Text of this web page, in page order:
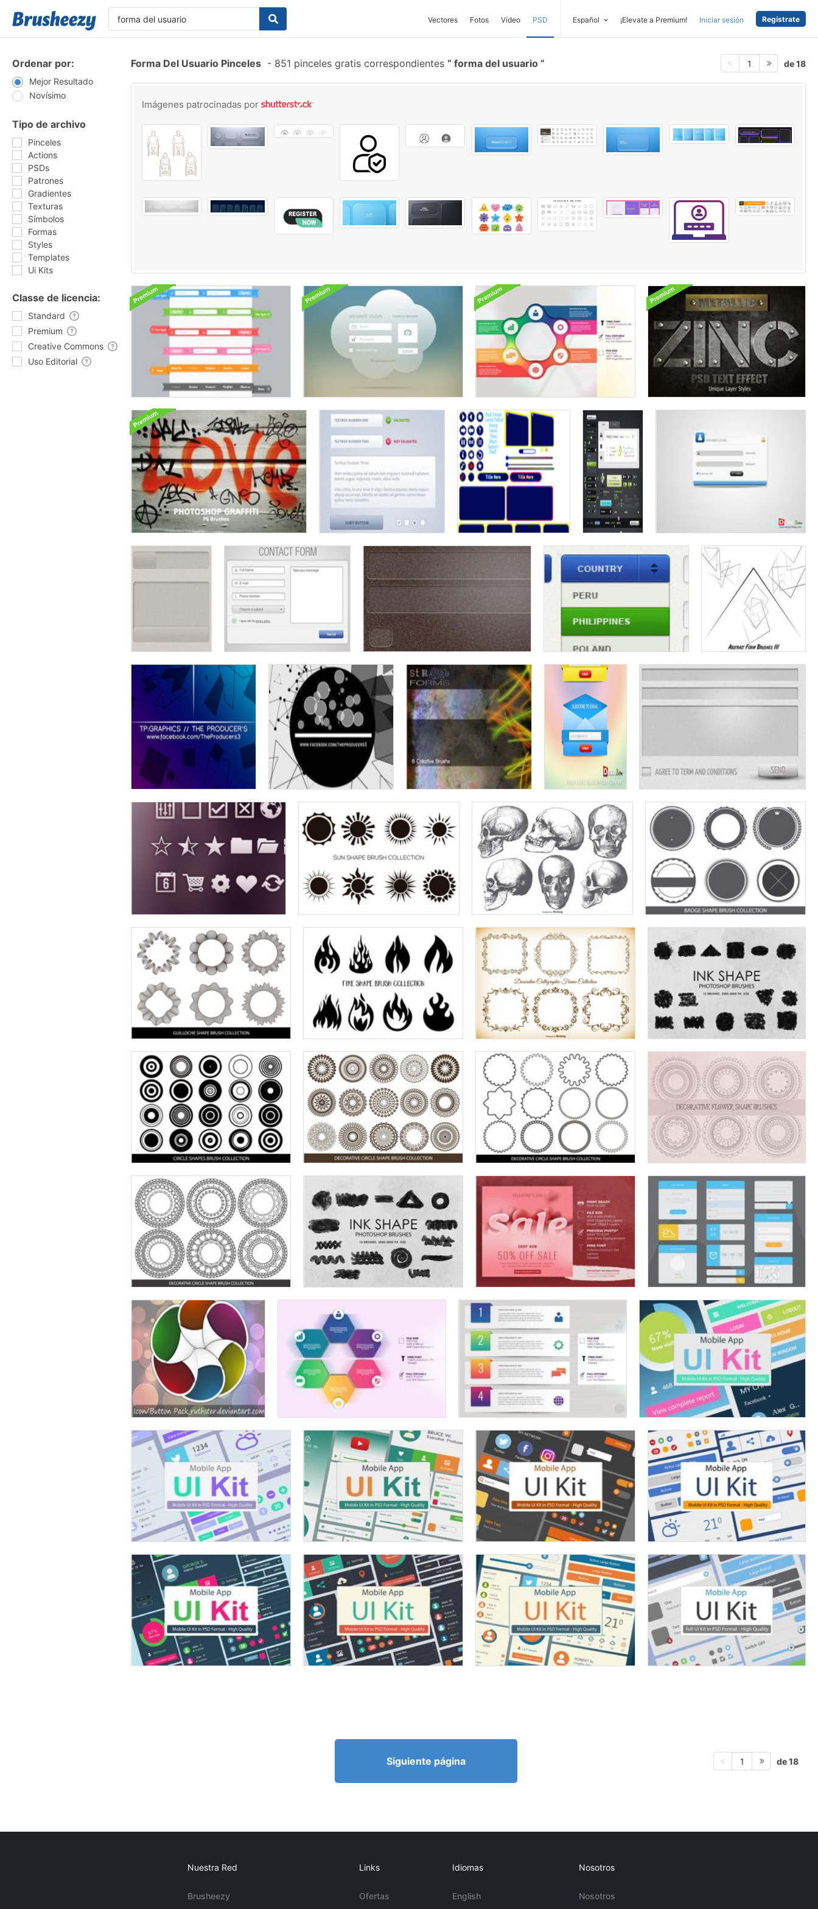
Vectores Fotos Vídeo PSD Español ¡Elevate a Premium! Iniciar sesión Regístrate
Ordenar por:
Mejor Resultado
Novísimo
Tipo de archivo
Pinceles
Actions
PSDs
Patrones
Gradientes
Texturas
Símbolos
Formas
Styles
Templates
Ui Kits
Classe de licencia:
Standard
Premium
Creative Commons
Uso Editorial
Forma Del Usuario Pinceles - 851 pinceles gratis correspondientes forma del usuario 1 de 18
Imágenes patrocinadas por
Siguiente página 1 de 18
Nuestra Red
Brusheezy
Links
Ofertas
Idiomas
English
Nosotros
Nosotros